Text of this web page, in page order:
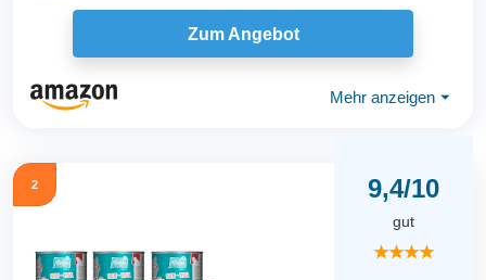
Zum Angebot
Mehr anzeigen ⏷
2 9,4/10
gut
★★★★